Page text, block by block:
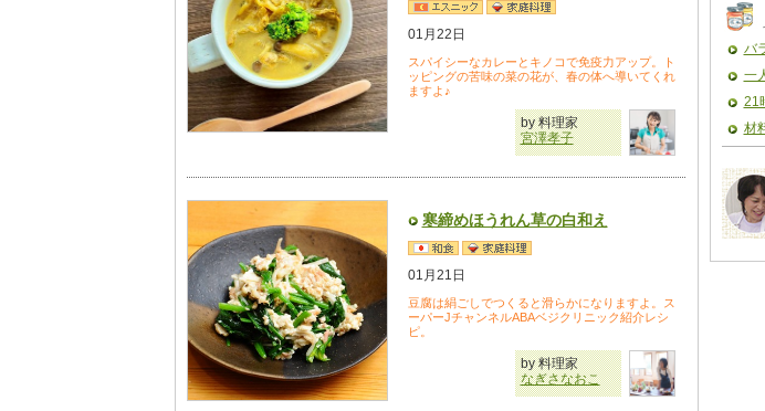
01月22日
スパイシーなカレーとキノコで免疫力アップ。ト
ッピングの苦味の菜の花が、春の体へ導いてくれ
ますよ♪
by 料理家
宮澤孝子
寒締めほうれん草の白和え
01月21日
豆腐は絹ごしでつくると滑らかになりますよ。ス
ーパーJチャンネルABAベジクリニック紹介レシ
ピ。
by 料理家
なぎさなおこ
バ
一
21
材